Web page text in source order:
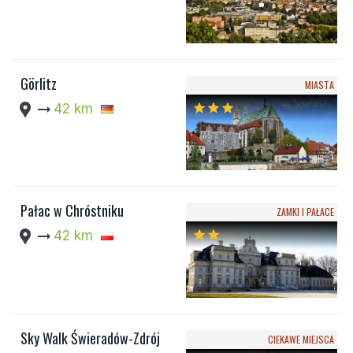
Görlitz
location_pin arrow_right_alt 42 km
MIASTA
starstarstar
Pałac w Chróstniku
location_pin arrow_right_alt 42 km
ZAMKI I PAŁACE
starstar
Sky Walk Świeradów-Zdrój CIEKAWE MIEJSCA